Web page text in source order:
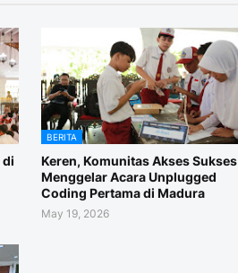
di
BERITA
Keren, Komunitas Akses Sukses
Menggelar Acara Unplugged
Coding Pertama di Madura
May 19, 2026